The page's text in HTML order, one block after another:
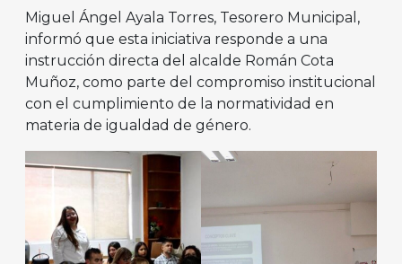
Miguel Ángel Ayala Torres, Tesorero Municipal,
informó que esta iniciativa responde a una
instrucción directa del alcalde Román Cota
Muñoz, como parte del compromiso institucional
con el cumplimiento de la normatividad en
materia de igualdad de género.